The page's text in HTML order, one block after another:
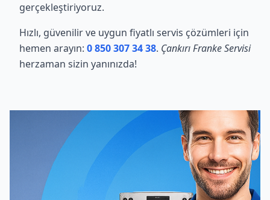
gerçekleştiriyoruz.
Hızlı, güvenilir ve uygun fiyatlı servis çözümleri için
hemen arayın: 0 850 307 34 38. Çankırı Franke Servisi
herzaman sizin yanınızda!